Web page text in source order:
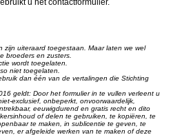
u het contactformulier.
zijn uiteraard toegestaan. Maar laten we wel
broeders en zusters.
wordt toegelaten.
niet toegelaten.
dan één van de vertalingen die Stichting
geldt: Door het formulier in te vullen verleent u
exclusief, onbeperkt, onvoorwaardelijk,
eeuwigdurend en gratis recht en dito
of delen te gebruiken, te kopiëren, te
te maken, in sublicentie te geven, te
er afgeleide werken van te maken of deze